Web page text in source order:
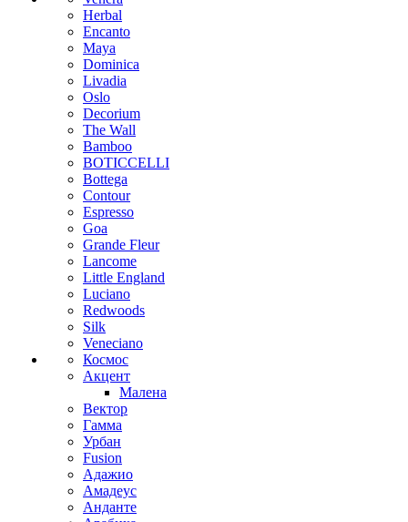
Herbal
Encanto
Maya
Dominica
Livadia
Oslo
Decorium
The Wall
Bamboo
BOTICCELLI
Bottega
Contour
Espresso
Goa
Grande Fleur
Lancome
Little England
Luciano
Redwoods
Silk
Veneciano
Космос
Акцент
Малена
Вектор
Гамма
Урбан
Fusion
Адажио
Амадеус
Анданте